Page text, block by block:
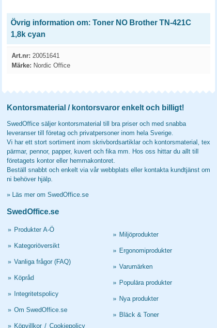
Övrig information om: Toner NO Brother TN-421C
1,8k cyan
Art.nr: 20051641
Märke: Nordic Office
Kontorsmaterial / kontorsvaror enkelt och billigt!
SwedOffice säljer kontorsmaterial till bra priser och med snabba
leveranser till företag och privatpersoner inom hela Sverige.
Vi har ett stort sortiment inom skrivbordsartiklar och kontorsmaterial, tex
pärmar, pennor, papper, kuvert och fika mm. Hos oss hittar du allt till
företagets kontor eller hemmakontoret.
Beställ snabbt och enkelt via vår webbplats eller kontakta kundtjänst om
ni behöver hjälp.
» Läs mer om SwedOffice.se
SwedOffice.se
» Produkter A-Ö
» Kategoriöversikt
» Vanliga frågor (FAQ)
» Köpråd
» Integritetspolicy
» Om SwedOffice.se
» Köpvillkor / Cookiepolicy
» Miljöprodukter
» Ergonomiprodukter
» Varumärken
» Populära produkter
» Nya produkter
» Bläck & Toner